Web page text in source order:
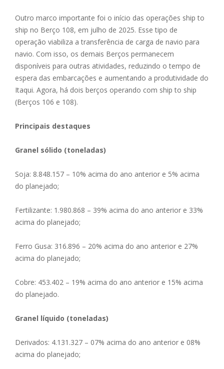
Outro marco importante foi o início das operações ship to
ship no Berço 108, em julho de 2025. Esse tipo de
operação viabiliza a transferência de carga de navio para
navio. Com isso, os demais Berços permanecem
disponíveis para outras atividades, reduzindo o tempo de
espera das embarcações e aumentando a produtividade do
Itaqui. Agora, há dois berços operando com ship to ship
(Berços 106 e 108).
Principais destaques
Granel sólido (toneladas)
Soja: 8.848.157 – 10% acima do ano anterior e 5% acima
do planejado;
Fertilizante: 1.980.868 – 39% acima do ano anterior e 33%
acima do planejado;
Ferro Gusa: 316.896 – 20% acima do ano anterior e 27%
acima do planejado;
Cobre: 453.402 – 19% acima do ano anterior e 15% acima
do planejado.
Granel líquido (toneladas)
Derivados: 4.131.327 – 07% acima do ano anterior e 08%
acima do planejado;